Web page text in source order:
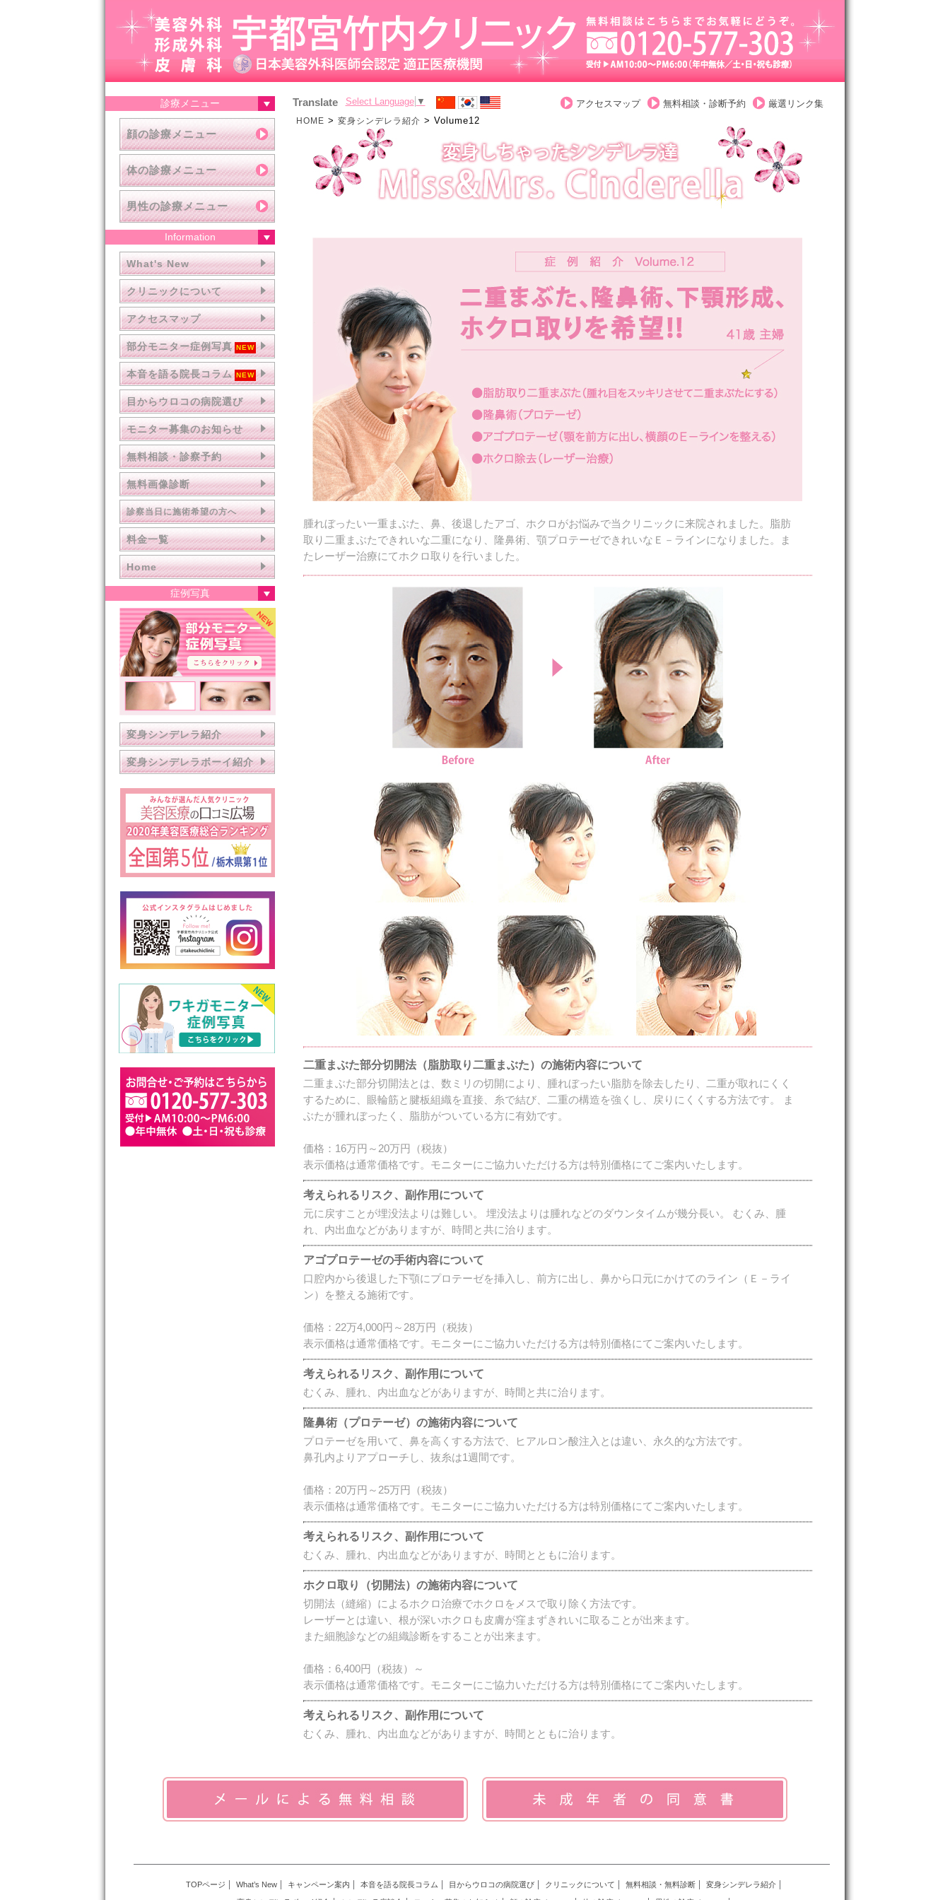
診療メニュー
顔の診療メニュー
体の診療メニュー
男性の診療メニュー
Information
What's New
クリニックについて
アクセスマップ
部分モニター症例写真
本音を語る院長コラム
目からウロコの病院選び
モニター募集のお知らせ
無料相談・診察予約
無料画像診断
診察当日に施術希望の方へ
料金一覧
Home
症例写真
変身シンデレラ紹介
変身シンデレラボーイ紹介
Translate Select Language ▼ アクセスマップ 無料相談・診断予約 厳選リンク集
HOME > 変身シンデレラ紹介 > Volume12
腫れぼったい一重まぶた、鼻、後退したアゴ、ホクロがお悩みで当クリニックに来院されました。脂肪
取り二重まぶたできれいな二重になり、隆鼻術、顎プロテーゼできれいなＥ－ラインになりました。ま
たレーザー治療にてホクロ取りを行いました。
二重まぶた部分切開法（脂肪取り二重まぶた）の施術内容について
二重まぶた部分切開法とは、数ミリの切開により、腫れぼったい脂肪を除去したり、二重が取れにくく
するために、眼輪筋と腱板組織を直接、糸で結び、二重の構造を強くし、戻りにくくする方法です。 ま
ぶたが腫れぼったく、脂肪がついている方に有効です。
価格：16万円～20万円（税抜）
表示価格は通常価格です。モニターにご協力いただける方は特別価格にてご案内いたします。
考えられるリスク、副作用について
元に戻すことが埋没法よりは難しい。 埋没法よりは腫れなどのダウンタイムが幾分長い。 むくみ、腫
れ、内出血などがありますが、時間と共に治ります。
アゴプロテーゼの手術内容について
口腔内から後退した下顎にプロテーゼを挿入し、前方に出し、鼻から口元にかけてのライン（Ｅ－ライ
ン）を整える施術です。
価格：22万4,000円～28万円（税抜）
表示価格は通常価格です。モニターにご協力いただける方は特別価格にてご案内いたします。
考えられるリスク、副作用について
むくみ、腫れ、内出血などがありますが、時間と共に治ります。
隆鼻術（プロテーゼ）の施術内容について
プロテーゼを用いて、鼻を高くする方法で、ヒアルロン酸注入とは違い、永久的な方法です。
鼻孔内よりアプローチし、抜糸は1週間です。
価格：20万円～25万円（税抜）
表示価格は通常価格です。モニターにご協力いただける方は特別価格にてご案内いたします。
考えられるリスク、副作用について
むくみ、腫れ、内出血などがありますが、時間とともに治ります。
ホクロ取り（切開法）の施術内容について
切開法（縫縮）によるホクロ治療でホクロをメスで取り除く方法です。
レーザーとは違い、根が深いホクロも皮膚が窪まずきれいに取ることが出来ます。
また細胞診などの組織診断をすることが出来ます。
価格：6,400円（税抜）～
表示価格は通常価格です。モニターにご協力いただける方は特別価格にてご案内いたします。
考えられるリスク、副作用について
むくみ、腫れ、内出血などがありますが、時間とともに治ります。
TOPページ What’s New キャンペーン案内 本音を語る院長コラム 目からウロコの病院選び クリニックについて 無料相談・無料診断 変身シンデレラ紹介